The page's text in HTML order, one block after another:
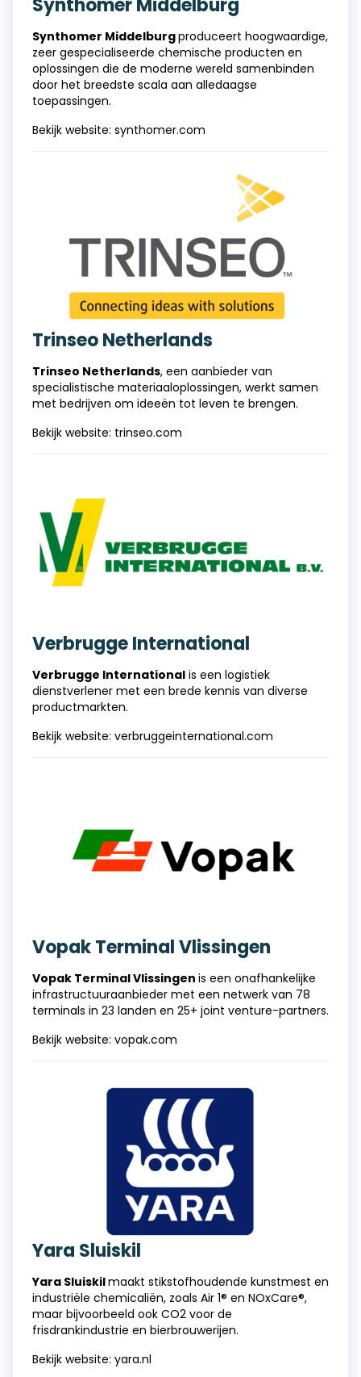
Synthomer Middelburgproduceert hoogwaardige,
zeer gespecialiseerde chemische producten en
oplossingen die de moderne wereld samenbinden
door het breedste scala aan alledaagse
toepassingen.
Bekijk website: synthomer.com
Trinseo Netherlands
Trinseo Netherlands, een aanbieder van
specialistische materiaaloplossingen, werkt samen
met bedrijven om ideeën tot leven te brengen.
Bekijk website: trinseo.com
Verbrugge International
Verbrugge International is een logistiek
dienstverlener met een brede kennis van diverse
productmarkten.
Bekijk website: verbruggeinternational.com
Vopak Terminal Vlissingen
Vopak Terminal Vlissingen is een onafhankelijke
infrastructuuraanbieder met een netwerk van 78
terminals in 23 landen en 25+ joint venture-partners.
Bekijk website: vopak.com
Yara Sluiskil
Yara Sluiskilmaakt stikstofhoudende kunstmest en
industriële chemicaliën, zoals Air 1® en NOxCare®,
maar bijvoorbeeld ook CO2 voor de
frisdrankindustrie en bierbrouwerijen.
Bekijk website: yara.nl